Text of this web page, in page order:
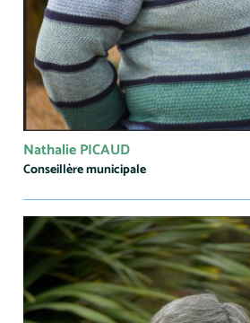
Nathalie PICAUD
Conseillère municipale